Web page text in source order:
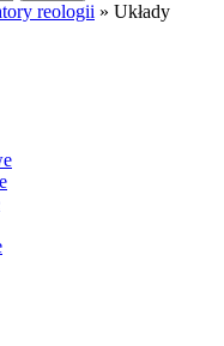
reologii » Układy